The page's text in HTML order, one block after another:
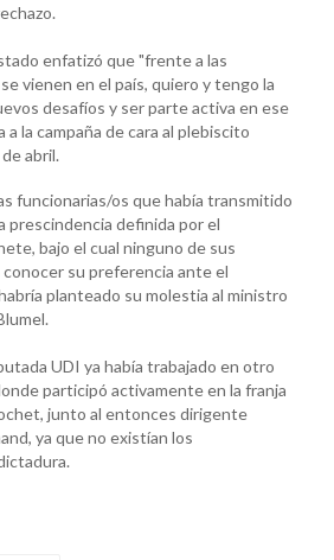
enfatizó que "frente a las
vienen en el país, quiero y tengo la
desafíos y ser parte activa en ese
la campaña de cara al plebiscito
abril.
funcionarias/os que había transmitido
prescindencia definida por el
bajo el cual ninguno de sus
conocer su preferencia ante el
planteado su molestia al ministro
UDI ya había trabajado en otro
participó activamente en la franja
junto al entonces dirigente
ya que no existían los